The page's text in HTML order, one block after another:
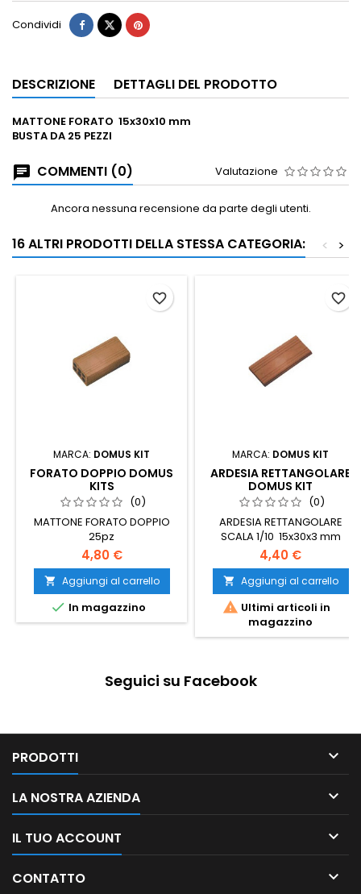
Condividi
DESCRIZIONE DETTAGLI DEL PRODOTTO
MATTONE FORATO 15x30x10 mm
BUSTA DA 25 PEZZI
COMMENTI (0) Valutazione
Ancora nessuna recensione da parte degli utenti.
16 ALTRI PRODOTTI DELLA STESSA CATEGORIA: >
<
MARCA: DOMUS KIT
FORATO DOPPIO DOMUS
KITS
(0)
MATTONE FORATO DOPPIO
25pz
4,80 €
 Aggiungi al carrello
 In magazzino
favorite_border
MARCA: DOMUS KIT
ARDESIA RETTANGOLARE
DOMUS KIT
(0)
ARDESIA RETTANGOLARE
SCALA 1/10 15x30x3 mm
4,40 €
 Aggiungi al carrello
 Ultimi articoli in
magazzino
favorite_border
Seguici su Facebook
PRODOTTI 
LA NOSTRA AZIENDA 
IL TUO ACCOUNT 
CONTATTO 